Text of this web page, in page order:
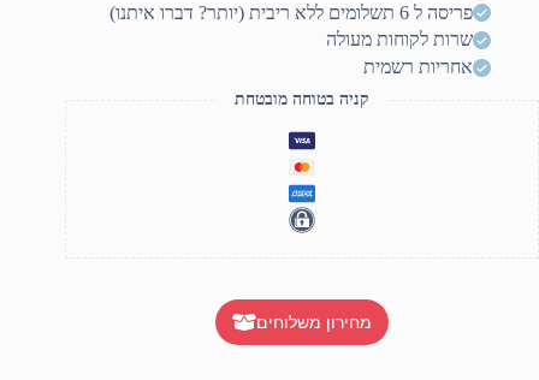
SPEAKER
פריסה ל 6 תשלומים ללא ריבית (יותר? דברו איתנו)
שרות לקוחות מעולה
אחריות רשמית
קניה בטוחה מובטחת
מחירון משלוחים